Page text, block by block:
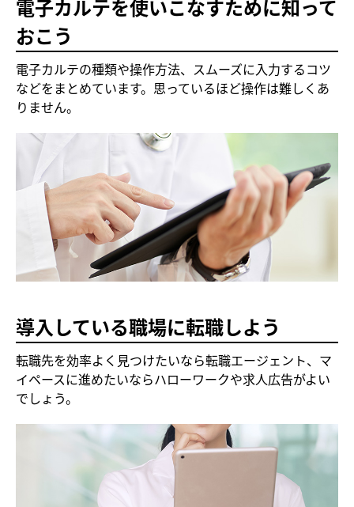
電子カルテを使いこなすために知って
おこう
電子カルテの種類や操作方法、スムーズに入力するコツ
などをまとめています。思っているほど操作は難しくあ
りません。
導入している職場に転職しよう
転職先を効率よく見つけたいなら転職エージェント、マ
イペースに進めたいならハローワークや求人広告がよい
でしょう。